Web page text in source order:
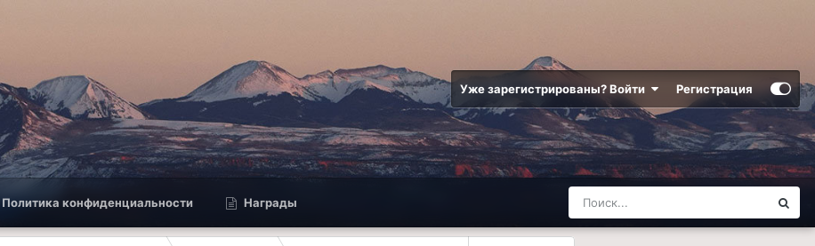
Уже зарегистрированы? Войти Регистрация
Политика конфиденциальности Награды